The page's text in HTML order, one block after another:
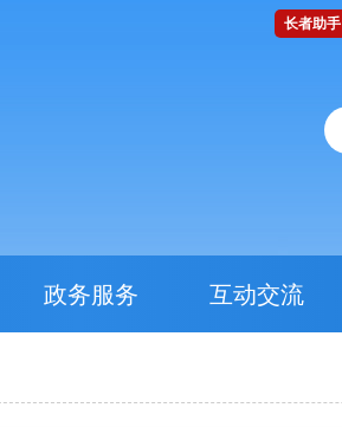
长者助手
政务服务 互动交流